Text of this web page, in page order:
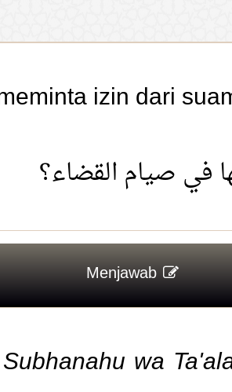
izin dari
في صيام القضاء؟
Menjawab
Subhanahu wa